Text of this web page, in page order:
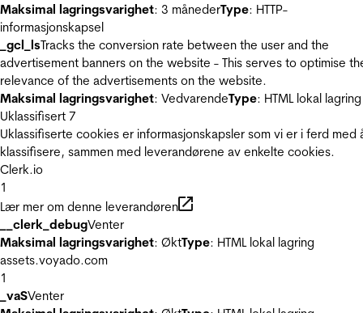
Maksimal lagringsvarighet: 3 månederType: HTTP-
informasjonskapsel
_gcl_lsTracks the conversion rate between the user and the
advertisement banners on the website - This serves to optimise
relevance of the advertisements on the website.
Maksimal lagringsvarighet: VedvarendeType: HTML lokal lagring
Uklassifisert 7
Uklassifiserte cookies er informasjonskapsler som vi er i ferd med
klassifisere, sammen med leverandørene av enkelte cookies.
Clerk.io
1
Lær mer om denne leverandøren
__clerk_debugVenter
Maksimal lagringsvarighet: ØktType: HTML lokal lagring
assets.voyado.com
1
_vaSVenter